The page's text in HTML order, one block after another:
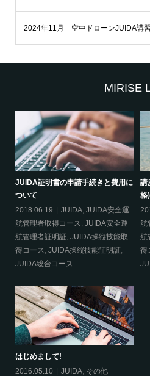
2024年11月 空中ドローンJUIDA講
MIRISE
JUIDA証明書の申請手続きと費用に
ついて
2018.06.19
JUIDA, JUIDA安全運
航管理者取得コース JUIDA安全運
航管理者証明証 JUIDA操縦技能取
得コース JUIDA操縦技能証明証
JUIDA総合コース
講
格
航
航
得
はじめまして!
2016.05.10
JUIDA, その他